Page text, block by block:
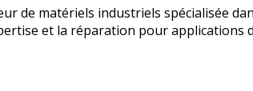
de matériels industriels spécialisée
et la réparation pour applications